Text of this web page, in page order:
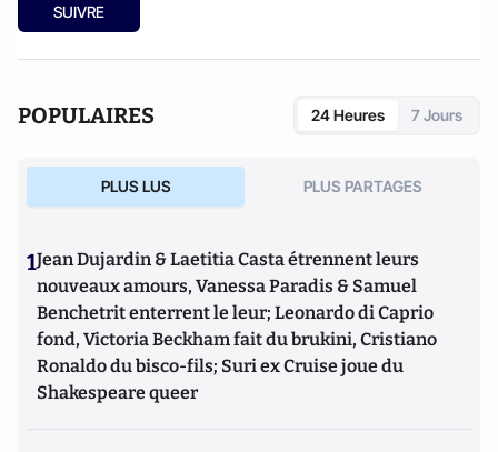
SUIVRE
POPULAIRES 24 Heures 7 Jours
PLUS LUS PLUS PARTAGES
1Jean Dujardin & Laetitia Casta étrennent leurs
nouveaux amours, Vanessa Paradis & Samuel
Benchetrit enterrent le leur; Leonardo di Caprio
fond, Victoria Beckham fait du brukini, Cristiano
Ronaldo du bisco-fils; Suri ex Cruise joue du
Shakespeare queer